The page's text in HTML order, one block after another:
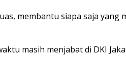
membantu siapa saja yang
masih menjabat di DKI